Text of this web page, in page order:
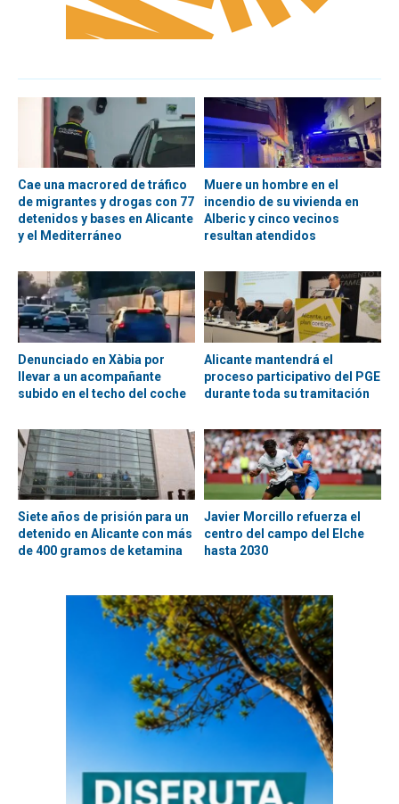
Cae una macrored de tráfico
de migrantes y drogas con 77
detenidos y bases en Alicante
y el Mediterráneo
Muere un hombre en el
incendio de su vivienda en
Alberic y cinco vecinos
resultan atendidos
Denunciado en Xàbia por
llevar a un acompañante
subido en el techo del coche
Alicante mantendrá el
proceso participativo del PGE
durante toda su tramitación
Siete años de prisión para un
detenido en Alicante con más
de 400 gramos de ketamina
Javier Morcillo refuerza el
centro del campo del Elche
hasta 2030